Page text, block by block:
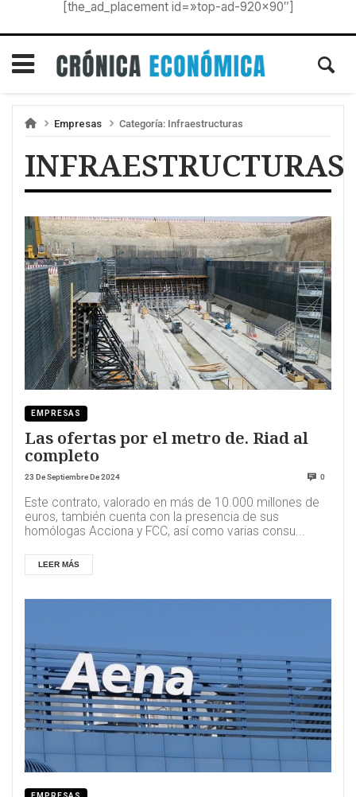
[the_ad_placement id=»top-ad-920×90″]
Empresas Categoría: Infraestructuras
INFRAESTRUCTURAS
EMPRESAS
Las ofertas por el metro de. Riad al
completo
23 De Septiembre De 2024 0
Este contrato, valorado en más de 10.000 millones de
euros, también cuenta con la presencia de sus
homólogas Acciona y FCC, así como varias consu...
LEER MÁS